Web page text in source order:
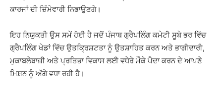
ਕਾਰਜਾਂ ਦੀ ਜ਼ਿੰਮੇਵਾਰੀ ਨਿਭਾਉਣਗੇ।
ਇਹ ਨਿਯੁਕਤੀ ਉਸ ਸਮੇਂ ਹੋਈ ਹੈ ਜਦੋਂ ਪੰਜਾਬ ਗ੍ਰੈਪਲਿੰਗ ਕਮੇਟੀ ਸੂਬੇ ਭਰ ਵਿੱਚ
ਗ੍ਰੈਪਲਿੰਗ ਖੇਡਾਂ ਵਿੱਚ ਉਤਕ੍ਰਿਸ਼ਟਤਾ ਨੂੰ ਉਤਸ਼ਾਹਿਤ ਕਰਨ ਅਤੇ ਭਾਗੀਦਾਰੀ,
ਮੁਕਾਬਲੇਬਾਜ਼ੀ ਅਤੇ ਪ੍ਰਤਿਭਾ ਵਿਕਾਸ ਲਈ ਵਧੇਰੇ ਮੌਕੇ ਪੈਦਾ ਕਰਨ ਦੇ ਆਪਣੇ
ਮਿਸ਼ਨ ਨੂੰ ਅੱਗੇ ਵਧਾ ਰਹੀ ਹੈ।